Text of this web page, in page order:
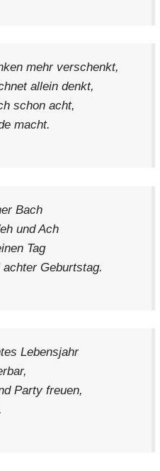
mehr verschenkt,
allein denkt,
schon acht,
macht.
Bach
und Ach
Tag
Geburtstag.
Lebensjahr
Party freuen,